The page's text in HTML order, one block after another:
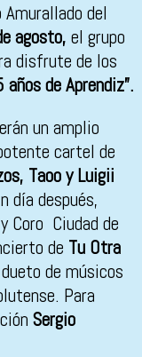
del
agosto, el grupo
disfrute de los
de Aprendiz”.
un amplio
cartel de
Taoo y Luigii
día después,
Coro Ciudad de
de Tu Otra
de músicos
Para
Sergio